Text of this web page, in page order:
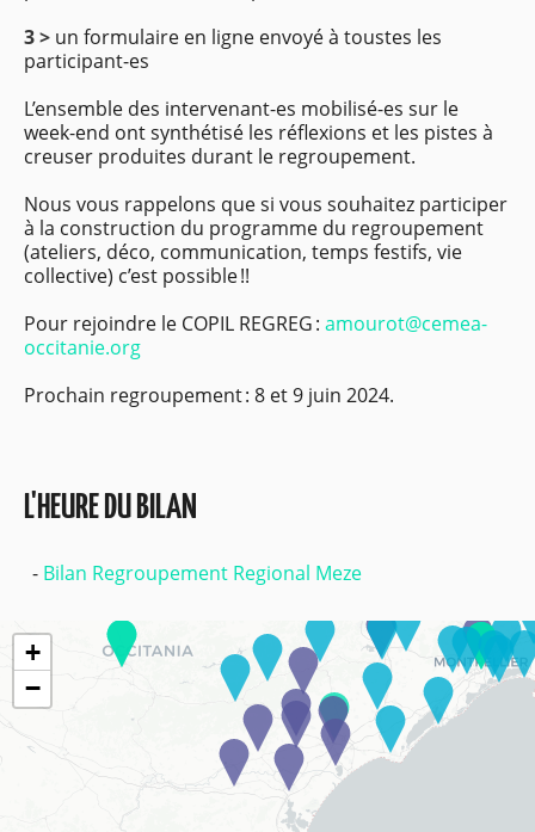
3 > un formulaire en ligne envoyé à toustes les
participant-es
L’ensemble des intervenant-es mobilisé-es sur le
week-end ont synthétisé les réflexions et les pistes à
creuser produites durant le regroupement.
Nous vous rappelons que si vous souhaitez participer
à la construction du programme du regroupement
(ateliers, déco, communication, temps festifs, vie
collective) c’est possible !!
Pour rejoindre le COPIL REGREG: amourot@cemea-
occitanie.org
Prochain regroupement: 8 et 9 juin 2024.
L'HEURE DU BILAN
Bilan Regroupement Regional Meze
+
−